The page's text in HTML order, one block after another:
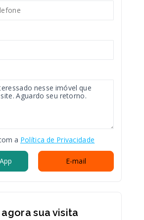
a Política de Privacidade
E-mail
sua visita